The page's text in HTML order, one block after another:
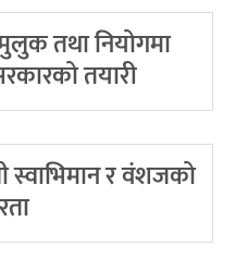
तथा नियोगमा
तयारी
स्वाभिमान र वंशजको